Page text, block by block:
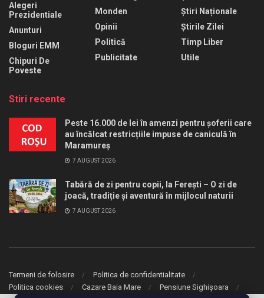
Alegeri
Prezidentiale
Anunturi
Bloguri EMM
Chipuri De
Poveste
Monden
Opinii
Politică
Publicitate
Știri Naționale
Știrile Zilei
Timp Liber
Utile
Stiri recente
Peste 16.000 de lei în amenzi pentru șoferii care
au încălcat restricțiile impuse de caniculă în
Maramureș
7 AUGUST 2026
Tabără de zi pentru copii, la Ferești – O zi de
joacă, tradiție și aventură în mijlocul naturii
7 AUGUST 2026
Termeni de folosire
Politica de confidentialitate
Politica cookies
Cazare Baia Mare Pensiune Sighișoara